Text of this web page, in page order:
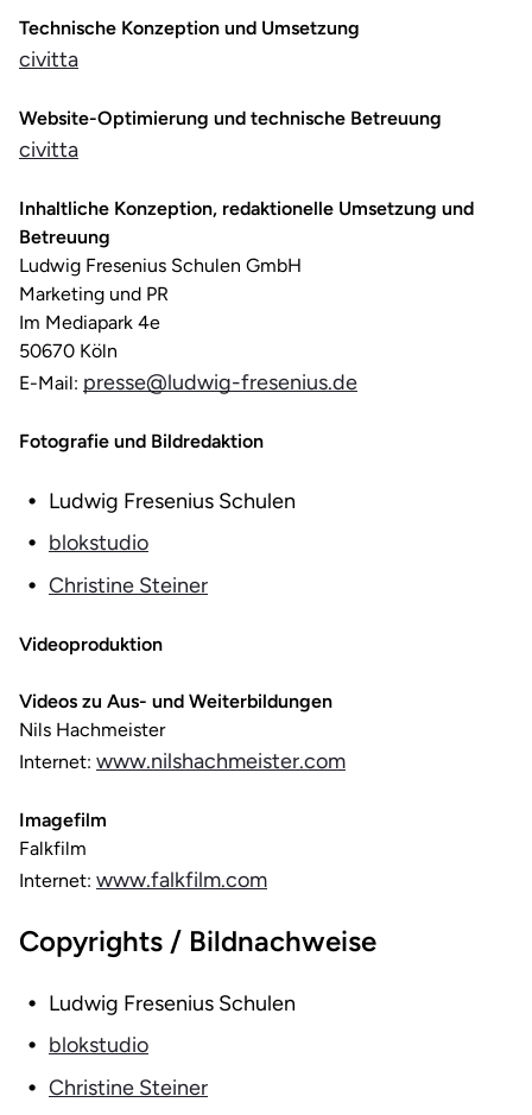
Technische Konzeption und Umsetzung
civitta
Website-Optimierung und technische Betreuung
civitta
Inhaltliche Konzeption, redaktionelle Umsetzung und
Betreuung
Ludwig Fresenius Schulen GmbH
Marketing und PR
Im Mediapark 4e
50670 Köln
E-Mail: presse@ludwig-fresenius.de
Fotografie und Bildredaktion
Ludwig Fresenius Schulen
blokstudio
Christine Steiner
Videoproduktion
Videos zu Aus- und Weiterbildungen
Nils Hachmeister
Internet: www.nilshachmeister.com
Imagefilm
Falkfilm
Internet: www.falkfilm.com
Copyrights / Bildnachweise
Ludwig Fresenius Schulen
blokstudio
Christine Steiner